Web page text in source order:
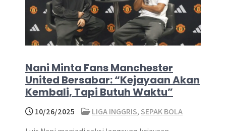
Nani Minta Fans Manchester
United Bersabar: “Kejayaan Akan
Kembali, Tapi Butuh Waktu”
10/26/2025 LIGA INGGRIS, SEPAK BOLA